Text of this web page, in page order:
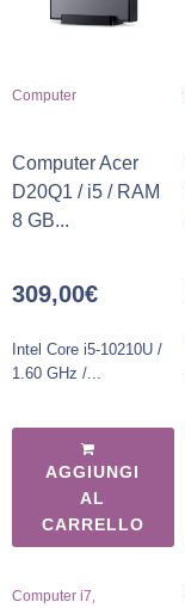
Computer
Computer Acer
D20Q1 / i5 / RAM
8 GB...
309,00€
Intel Core i5-10210U /
1.60 GHz /...
AGGIUNGI
AL
CARRELLO
Computer i7